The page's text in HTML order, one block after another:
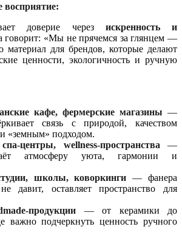
восприятие:
доверие через искренность и
говорит: «Мы не прячемся за глянцем —
для брендов, которые делают
ценности, экологичность и ручную
кафе, фермерские магазины —
связь с природой, качеством
«земным» подходом.
центры, wellness-пространства —
атмосферу уюта, гармонии и
школы, коворкинги — фанера
давит, оставляет пространство для
продукции — от керамики до
подчеркнуть ценность ручного